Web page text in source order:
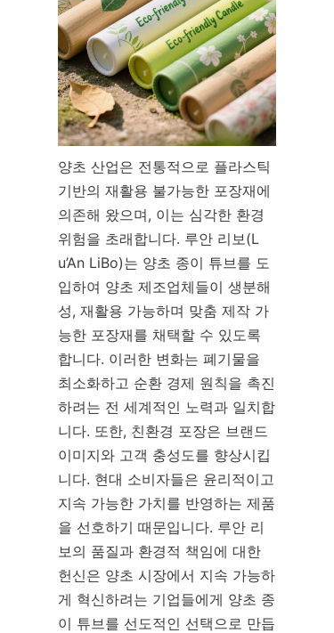
양초 산업은 전통적으로 플라스틱
기반의 재활용 불가능한 포장재에
의존해 왔으며, 이는 심각한 환경
위험을 초래합니다. 루안 리보(L
u’An LiBo)는 양초 종이 튜브를 도
입하여 양초 제조업체들이 생분해
성, 재활용 가능하며 맞춤 제작 가
능한 포장재를 채택할 수 있도록
합니다. 이러한 변화는 폐기물을
최소화하고 순환 경제 원칙을 촉진
하려는 전 세계적인 노력과 일치합
니다. 또한, 친환경 포장은 브랜드
이미지와 고객 충성도를 향상시킵
니다. 현대 소비자들은 윤리적이고
지속 가능한 가치를 반영하는 제품
을 선호하기 때문입니다. 루안 리
보의 품질과 환경적 책임에 대한
헌신은 양초 시장에서 지속 가능하
게 혁신하려는 기업들에게 양초 종
이 튜브를 선도적인 선택으로 만듭